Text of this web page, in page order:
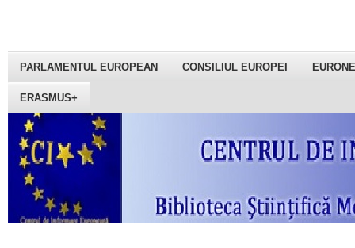
PARLAMENTUL EUROPEAN CONSILIUL EUROPEI
ERASMUS+